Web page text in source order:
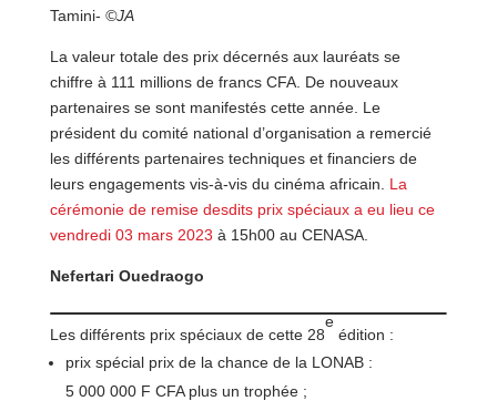
Tamini- ©JA
La valeur totale des prix décernés aux lauréats se
chiffre à 111 millions de francs CFA. De nouveaux
partenaires se sont manifestés cette année. Le
président du comité national d’organisation a remercié
les différents partenaires techniques et financiers de
leurs engagements vis-à-vis du cinéma africain. La
cérémonie de remise desdits prix spéciaux a eu lieu ce
vendredi 03 mars 2023 à 15h00 au CENASA.
Nefertari Ouedraogo
Les différents prix spéciaux de cette 28
e
édition :
prix spécial prix de la chance de la LONAB :
5 000 000 F CFA plus un trophée ;